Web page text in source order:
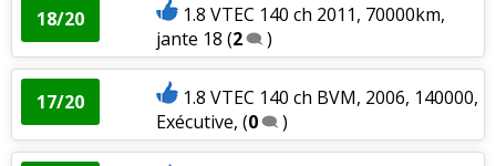
18/20
1.8 VTEC 140 ch 2011, 70000km,
jante 18 (2 )
17/20
1.8 VTEC 140 ch BVM, 2006, 140000,
Exécutive, (0 )